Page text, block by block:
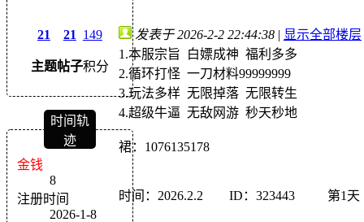
21
主题
21
帖子
149
积分
时间轨
迹
金钱
8
注册时间
2026-1-8
发表于 2026-2-2 22:44:38 | 显示全部楼层
1.本服宗旨 白嫖成神 福利多多
2.循环打怪 一刀材料99999999
3.玩法多样 无限掉落 无限转生
4.超级牛逼 无敌网游 秒天秒地
裙：1076135178
时间：2026.2.2 ID：323443 第1天